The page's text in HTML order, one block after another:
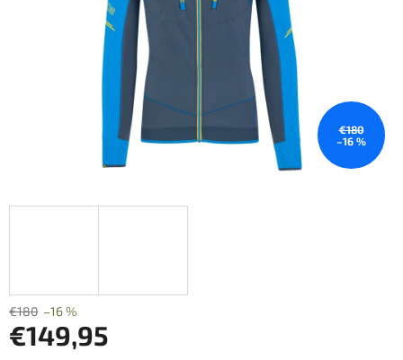
€180
–16 %
€180 –16 %
€149,95